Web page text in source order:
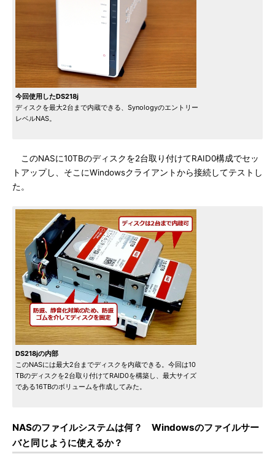
今回使用したDS218j
ディスクを最大2台まで内蔵できる、Synologyのエントリー
レベルNAS。
このNASに10TBのディスクを2台取り付けてRAID0構成でセッ
トアップし、そこにWindowsクライアントから接続してテストし
た。
DS218jの内部
このNASには最大2台までディスクを内蔵できる。今回は10
TBのディスクを2台取り付けてRAID0を構築し、最大サイズ
である16TBのボリュームを作成してみた。
NASのファイルシステムは何？ Windowsのファイルサー
バと同じように使えるか？